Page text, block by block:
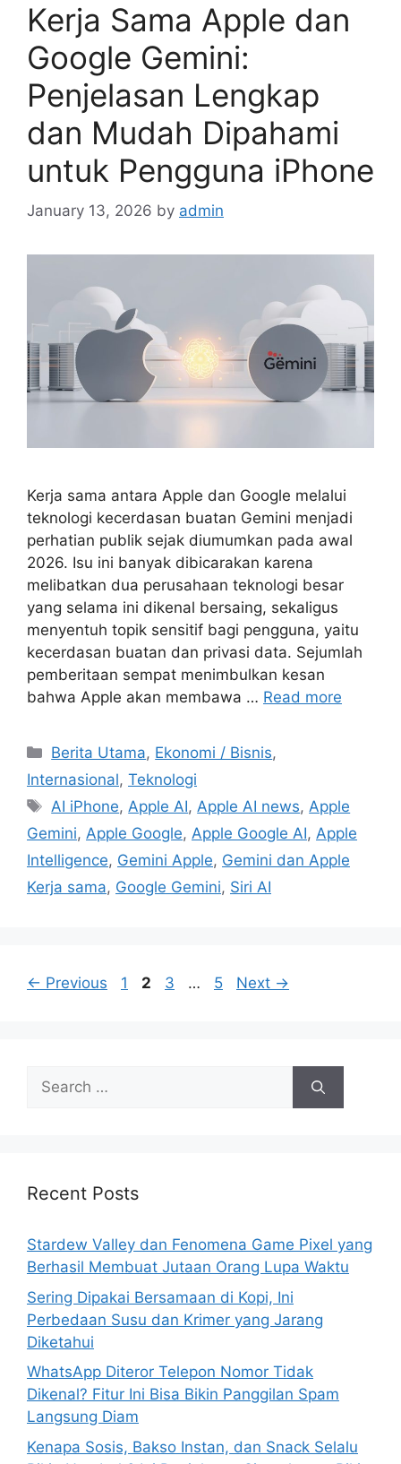
Kerja Sama Apple dan
Google Gemini:
Penjelasan Lengkap
dan Mudah Dipahami
untuk Pengguna iPhone
January 13, 2026 by admin
Kerja sama antara Apple dan Google melalui
teknologi kecerdasan buatan Gemini menjadi
perhatian publik sejak diumumkan pada awal
2026. Isu ini banyak dibicarakan karena
melibatkan dua perusahaan teknologi besar
yang selama ini dikenal bersaing, sekaligus
menyentuh topik sensitif bagi pengguna, yaitu
kecerdasan buatan dan privasi data. Sejumlah
pemberitaan sempat menimbulkan kesan
bahwa Apple akan membawa … Read more
C
a
e
g
o
r
Berita Utama, Ekonomi / Bisnis,
Internasional, Teknologi
T
a
s
AI iPhone,Apple AI,Apple AI news,Apple
Gemini, Apple Google, Apple Google AI, Apple
Intelligence, Gemini Apple, Gemini dan Apple
Kerja sama, Google Gemini, Siri AI
← Previous
P
1
P
2
P
3 …
P
5 Next →
h
r
:
Recent Posts
Stardew Valley dan Fenomena Game Pixel yang
Berhasil Membuat Jutaan Orang Lupa Waktu
Sering Dipakai Bersamaan di Kopi, Ini
Perbedaan Susu dan Krimer yang Jarang
Diketahui
WhatsApp Diteror Telepon Nomor Tidak
Dikenal? Fitur Ini Bisa Bikin Panggilan Spam
Langsung Diam
Kenapa Sosis, Bakso Instan, dan Snack Selalu